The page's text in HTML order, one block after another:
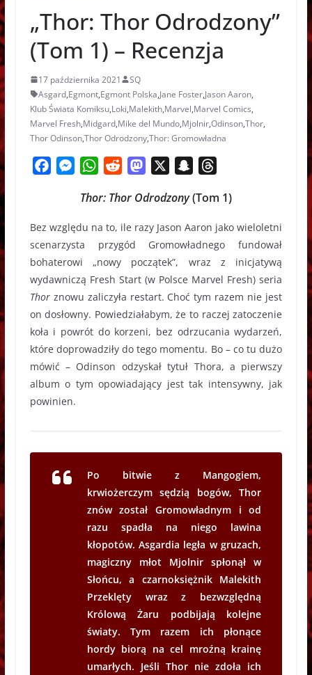
„Thor: Thor Odrodzony”
(Tom 1) – Recenzja
17 października 2021
SQ
Asgard,Egmont,Egmont Polska,Jane Foster,Jason Aaron,
Klub Świata Komiksu,Loki,Malekith,Marvel,Marvel Comics,
Marvel Fresh,Midgard,Mike del Mundo,Mjolnir,Odinson,Thor,
Thor Odinson,Thor Odrodzony,Thor: Gromowładna
o
o
k
M
e
n
g
e
r
W
a
p
p
d
d
M
s
o
o
n
a
a
t
r
e
a
s
Thor: Thor Odrodzony(Tom 1)
Bez względu na to, ile razy Jason Aaron jako wieloletni
scenarzysta przygód Gromowładnego fundował
bohaterowi „nowy początek”, wraz z inicjatywą
wydawniczą Fresh Start (w Polsce Marvel Fresh) seria
Thorznowu zaliczyła restart. Choć tym razem nie jest
on dosłowny. Powiedziałabym, że to raczej zatoczenie
koła i powrót do korzeni, bez odrzucania wydarzeń,
które doprowadziły do tego momentu. Bo – co tu dużo
mówić – Odinson odzyskał tytuł Thora, a pierwszy
album o tym opowiadający jest tak intensywny, jak
powinien.
Po bitwie z Mangogiem,
krwiożerczym sędzią bogów, Thor
znów został Gromowładnym i od
razu spadła na niego lawina
kłopotów. Asgardia legła w gruzach,
magiczny młot Mjolnir spłonął w
Słońcu, a czarnoksiężnik Malekith
Przeklęty wraz z bezwzględną
Królową Żaru podbijają kolejne
światy. Tym razem ich płonące
hordy biorą na cel mroźną krainę
umarłych. Jeśli Thor nie zdoła ich